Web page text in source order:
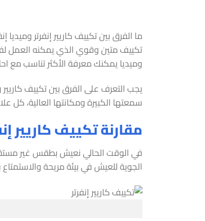
ما الفرق بين تكييف كاريير إنفرتر
تكييف متين وقوي الذي يمكنه العمل
وميديا يمكنك معرفة الأكثر تناسب مع
يجب التعرف على الفرق بين تكييف كاريير
سمعتها الكبيرة ومكانتها العالية، كل
مقارنة تكييف كاريير
في الوقت الحالي نعيش بطقس غير
الجوية للعيش في بيئة مريحة